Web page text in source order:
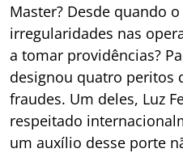
Master? Desde quando
irregularidades nas
a tomar providências?
designou quatro peritos
fraudes. Um deles, Luz
respeitado
um auxílio desse porte